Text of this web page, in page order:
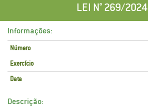
LEI N° 269/2024
Informações:
Número
Exercício
Data
Descrição: